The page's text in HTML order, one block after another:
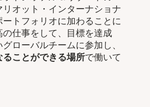
リオット・インターナショナ
トフォリオに加わることに
の仕事をして、​目標を達成
ローバルチームに参加し、​
ことができる場所で働いて